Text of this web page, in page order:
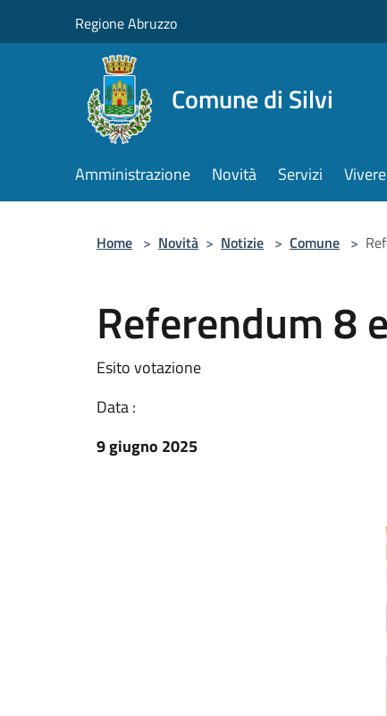
Regione Abruzzo
Comune di Silvi
Amministrazione Novità Servizi
Home > Novità > Notizie > Comune >
Referendum 8
Esito votazione
Data :
9 giugno 2025